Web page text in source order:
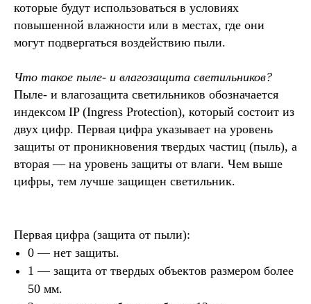
которые будут использоваться в условиях
повышенной влажности или в местах, где они
могут подвергаться воздействию пыли.
Что такое пыле- и влагозащита светильников?
Пыле- и влагозащита светильников обозначается
индексом IP (Ingress Protection), который состоит из
двух цифр. Первая цифра указывает на уровень
защиты от проникновения твердых частиц (пыль), а
вторая — на уровень защиты от влаги. Чем выше
цифры, тем лучше защищен светильник.
Первая цифра (защита от пыли):
0 — нет защиты.
1 — защита от твердых объектов размером более
50 мм.